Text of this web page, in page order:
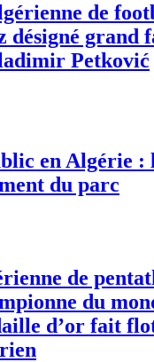
de
désigné grand
Petković
en Algérie :
du parc
de
du
d’or fait